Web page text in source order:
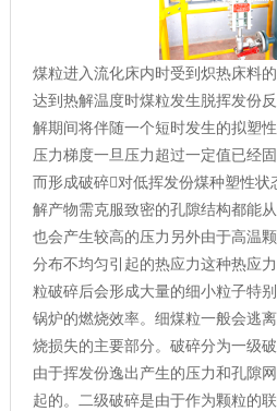
煤粒进入流化床内时受到炽热床料
达到热解温度时煤粒发生脱挥发份
解期间将伴随一个短时发生的拟塑
压力梯度一旦压力超过一定值已经
而形成破碎对低挥发份煤种塑性
解产物需克服致密的孔隙结构都能
也会产生较高的压力另外由于高温
分布不均匀引起的热应力这种热应
粒破碎后会形成大量的细小粒子特
锅炉的燃烧效率。细煤粒一般会逃
烧损失的主要部分。破碎分为一级
由于挥发份逸出产生的压力和孔隙
起的。二级破碎是由于作为颗粒的